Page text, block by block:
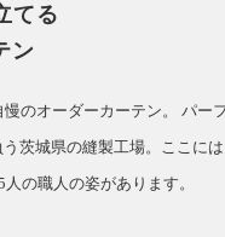
てる
ン
のオーダーカーテン。
パー
茨城県の縫製工場。ここに
の職人の姿があります。